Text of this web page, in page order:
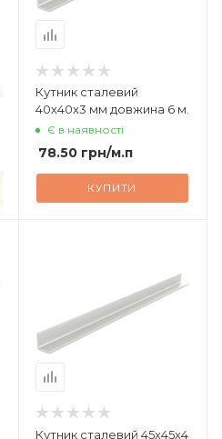
Кутник сталевий
40х40х3 мм довжина 6 м.
Є в наявності
78.50грн/м.п
КУПИТИ
Кутник сталевий 45х45х4